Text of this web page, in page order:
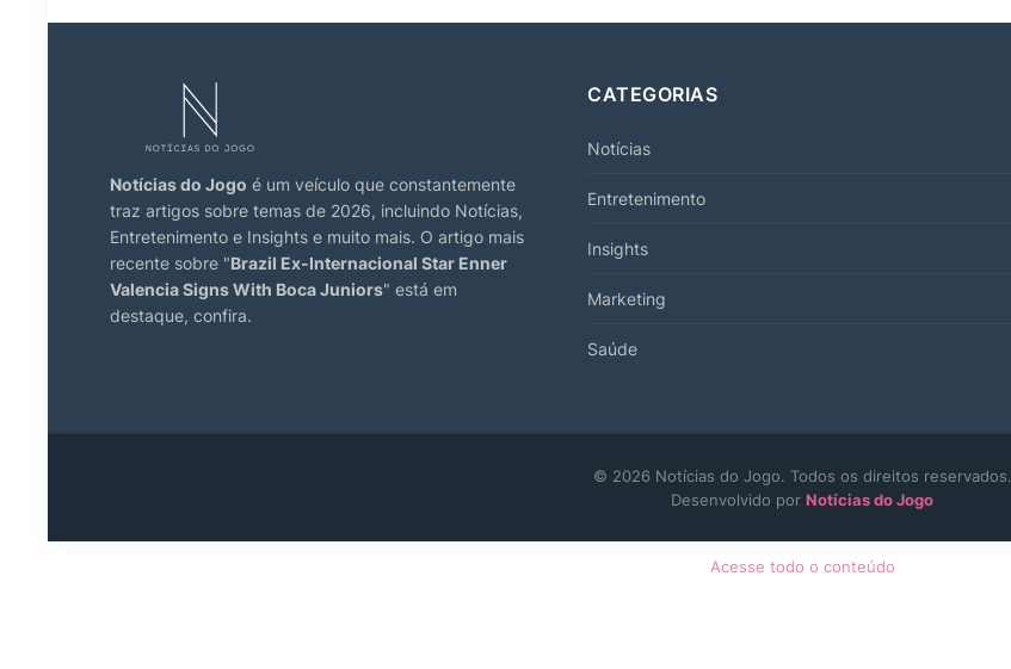
Notícias do Jogo é um veículo que constantemente
traz artigos sobre temas de 2026, incluindo Notícias,
Entretenimento e Insights e muito mais. O artigo mais
recente sobre "Brazil Ex-Internacional Star Enner
Valencia Signs With Boca Juniors" está em
destaque, confira.
CATEGORIAS
Notícias
Entretenimento
Insights
Marketing
Saúde
© 2026 Notícias do Jogo. Todos os direitos reservados.
Desenvolvido por Notícias do Jogo
Acesse todo o conteúdo